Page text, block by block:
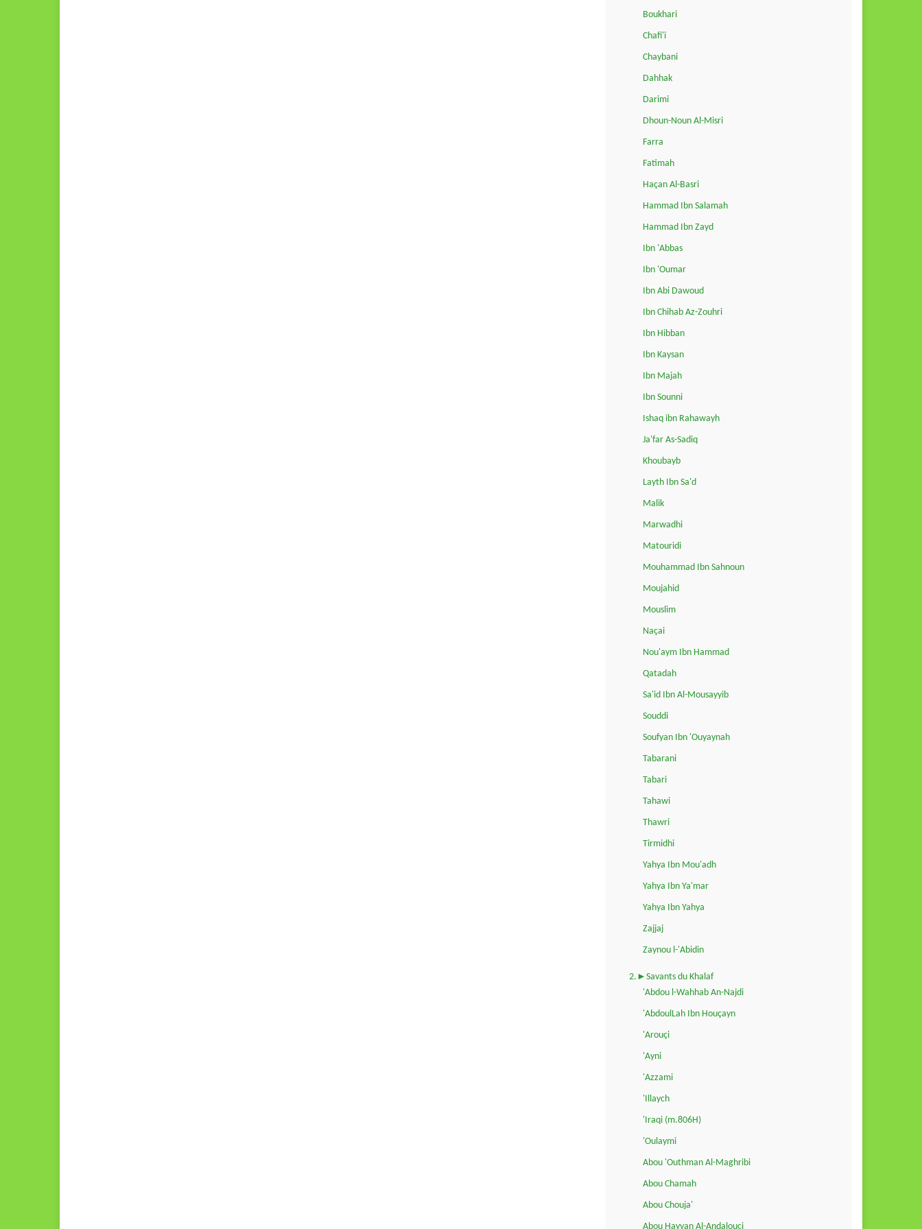
Boukhari
Chafi'i
Chaybani
Dahhak
Darimi
Dhoun-Noun Al-Misri
Farra
Fatimah
Haçan Al-Basri
Hammad Ibn Salamah
Hammad Ibn Zayd
Ibn 'Abbas
Ibn 'Oumar
Ibn Abi Dawoud
Ibn Chihab Az-Zouhri
Ibn Hibban
Ibn Kaysan
Ibn Majah
Ibn Sounni
Ishaq ibn Rahawayh
Ja'far As-Sadiq
Khoubayb
Layth Ibn Sa'd
Malik
Marwadhi
Matouridi
Mouhammad Ibn Sahnoun
Moujahid
Mouslim
Naçai
Nou'aym Ibn Hammad
Qatadah
Sa'id Ibn Al-Mousayyib
Souddi
Soufyan Ibn 'Ouyaynah
Tabarani
Tabari
Tahawi
Thawri
Tirmidhi
Yahya Ibn Mou'adh
Yahya Ibn Ya'mar
Yahya Ibn Yahya
Zajjaj
Zaynou l-'Abidin
2.►Savants du Khalaf
'Abdou l-Wahhab An-Najdi
'AbdoulLah Ibn Houçayn
'Arouçi
'Ayni
'Azzami
'Illaych
'Iraqi (m.806H)
'Oulaymi
Abou 'Outhman Al-Maghribi
Abou Chamah
Abou Chouja'
Abou Hayyan Al-Andalouçi